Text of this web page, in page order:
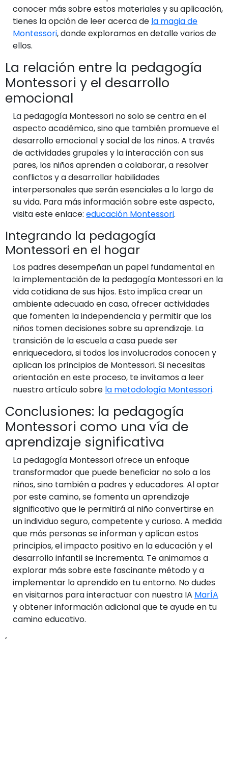
conocer más sobre estos materiales y su aplicación,
tienes la opción de leer acerca de la magia de
Montessori, donde exploramos en detalle varios de
ellos.
La relación entre la pedagogía
Montessori y el desarrollo
emocional
La pedagogía Montessori no solo se centra en el
aspecto académico, sino que también promueve el
desarrollo emocional y social de los niños. A través
de actividades grupales y la interacción con sus
pares, los niños aprenden a colaborar, a resolver
conflictos y a desarrollar habilidades
interpersonales que serán esenciales a lo largo de
su vida. Para más información sobre este aspecto,
visita este enlace: educación Montessori.
Integrando la pedagogía
Montessori en el hogar
Los padres desempeñan un papel fundamental en
la implementación de la pedagogía Montessori en la
vida cotidiana de sus hijos. Esto implica crear un
ambiente adecuado en casa, ofrecer actividades
que fomenten la independencia y permitir que los
niños tomen decisiones sobre su aprendizaje. La
transición de la escuela a casa puede ser
enriquecedora, si todos los involucrados conocen y
aplican los principios de Montessori. Si necesitas
orientación en este proceso, te invitamos a leer
nuestro artículo sobre la metodología Montessori.
Conclusiones: la pedagogía
Montessori como una vía de
aprendizaje significativa
La pedagogía Montessori ofrece un enfoque
transformador que puede beneficiar no solo a los
niños, sino también a padres y educadores. Al optar
por este camino, se fomenta un aprendizaje
significativo que le permitirá al niño convertirse en
un individuo seguro, competente y curioso. A medida
que más personas se informan y aplican estos
principios, el impacto positivo en la educación y el
desarrollo infantil se incrementa. Te animamos a
explorar más sobre este fascinante método y a
implementar lo aprendido en tu entorno. No dudes
en visitarnos para interactuar con nuestra IA MarÍA
y obtener información adicional que te ayude en tu
camino educativo.
‘